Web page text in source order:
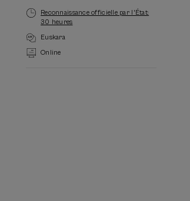
Reconnaissance officielle par l'État:
30 heures
Euskara
Online